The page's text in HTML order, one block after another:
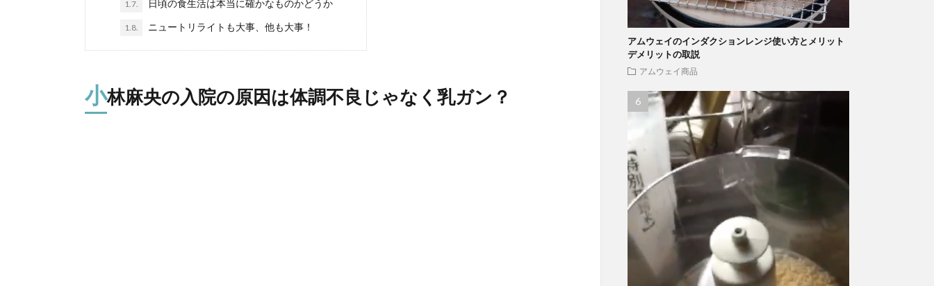
1.7. 日頃の食生活は本当に確かなものかどうか
1.8. ニュートリライトも大事、他も大事！
小林麻央の入院の原因は体調不良じゃなく乳ガン？
アムウェイのインダクションレンジ使い方とメリット
デメリットの取説
アムウェイ商品